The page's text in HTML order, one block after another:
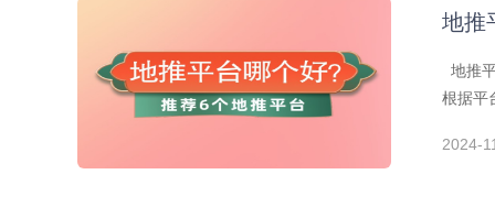
地推
地推
根据平
2024-